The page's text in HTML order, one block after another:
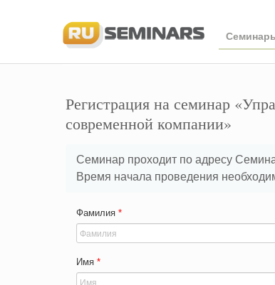
Регистрация на семинар
современной компании»
Семинар проходит по адресу
Время начала проведения
Фамилия *
Имя *